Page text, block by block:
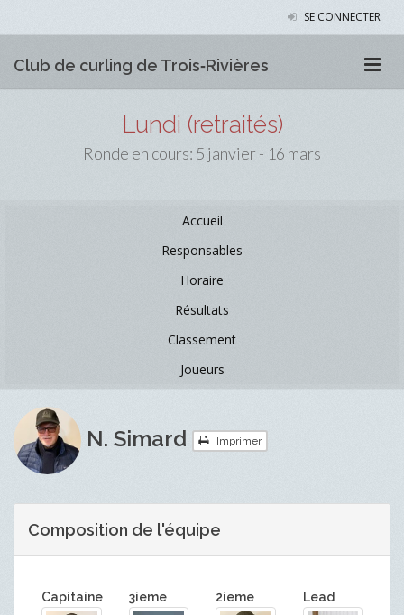
SE CONNECTER
Club de curling de Trois‑Rivières
Lundi (retraités)
Ronde en cours: 5 janvier - 16 mars
Accueil
Responsables
Horaire
Résultats
Classement
Joueurs
N. Simard Imprimer
Composition de l'équipe
Capitaine 3ieme 2ieme Lead